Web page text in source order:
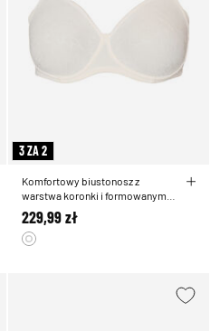
3 ZA 2
Komfortowy biustonosz z
warstwa koronki i formowanymi
miseczkami
229,99 zł